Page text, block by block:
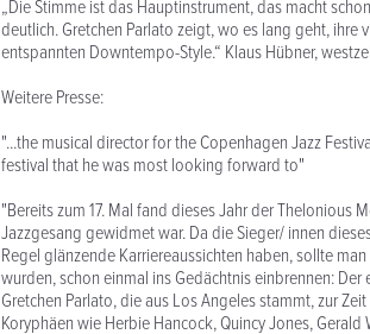
„Die Stimme ist das Hauptinstrument, das macht
deutlich. Gretchen Parlato zeigt, wo es lang geht,
entspannten Downtempo-Style.“ Klaus Hübner,
Weitere Presse:
"...the musical director for the Copenhagen Jazz
festival that he was most looking forward to"
"Bereits zum 17. Mal fand dieses Jahr der
Jazzgesang gewidmet war. Da die Sieger/ innen
Regel glänzende Karriereaussichten haben, sollte
wurden, schon einmal ins Gedächtnis einbrennen:
Gretchen Parlato, die aus Los Angeles stammt, zur
Koryphäen wie Herbie Hancock, Quincy Jones,